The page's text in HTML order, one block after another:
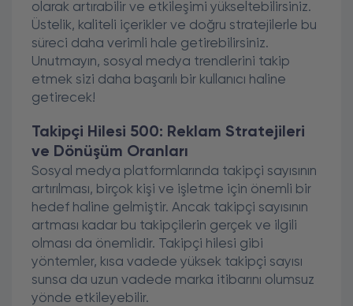
olarak artırabilir ve etkileşimi yükseltebilirsiniz.
Üstelik, kaliteli içerikler ve doğru stratejilerle bu
süreci daha verimli hale getirebilirsiniz.
Unutmayın, sosyal medya trendlerini takip
etmek sizi daha başarılı bir kullanıcı haline
getirecek!
Takipçi Hilesi 500: Reklam Stratejileri
ve Dönüşüm Oranları
Sosyal medya platformlarında takipçi sayısının
artırılması, birçok kişi ve işletme için önemli bir
hedef haline gelmiştir. Ancak takipçi sayısının
artması kadar bu takipçilerin gerçek ve ilgili
olması da önemlidir. Takipçi hilesi gibi
yöntemler, kısa vadede yüksek takipçi sayısı
sunsa da uzun vadede marka itibarını olumsuz
yönde etkileyebilir.